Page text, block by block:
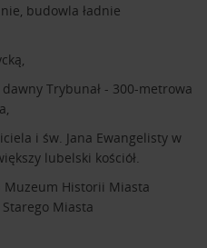
budowla ładnie
Trybunał - 300-metrowa
i św. Jana Ewangelisty w
lubelski kościół.
Muzeum Historii Miasta
Miasta